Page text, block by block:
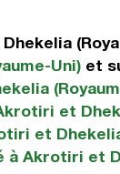
Uni) et
et
et
à Akrotiri et